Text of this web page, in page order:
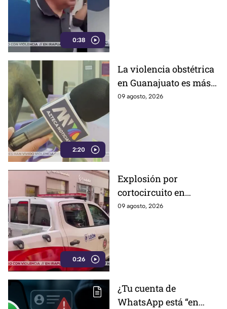
0:38
2:20
La violencia obstétrica
en Guanajuato es más
común de lo que cree y
09 agosto, 2026
0:26
Explosión por
cortocircuito en
registro subterráneo
09 agosto, 2026
¿Tu cuenta de
WhatsApp está “en